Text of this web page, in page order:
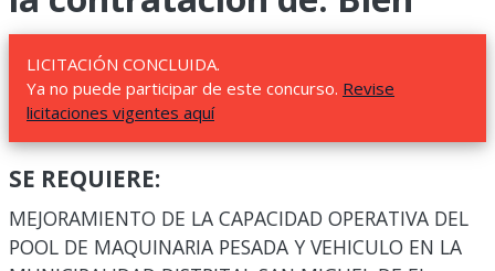
LICITACIÓN CONCLUIDA.
Ya no puede participar de este concurso. Revise
licitaciones vigentes aquí
SE REQUIERE:
MEJORAMIENTO DE LA CAPACIDAD OPERATIVA DEL
POOL DE MAQUINARIA PESADA Y VEHICULO EN LA